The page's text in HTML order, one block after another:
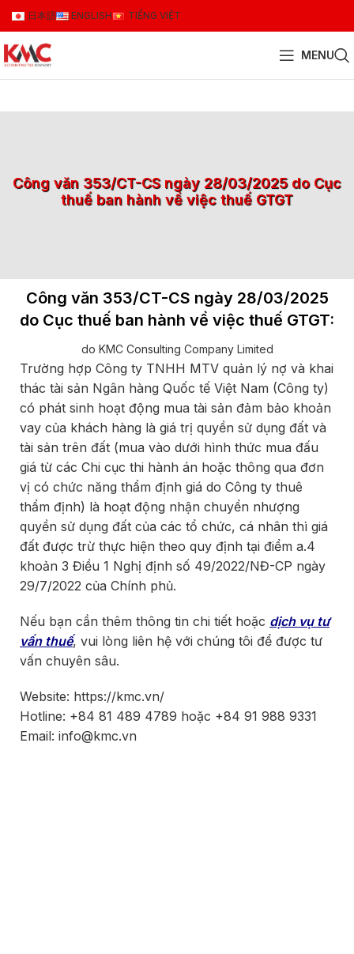
日本語 ENGLISH TIẾNG VIỆT
MENU
Công văn 353/CT-CS ngày 28/03/2025 do Cục
thuế ban hành về việc thuế GTGT
Công văn 353/CT-CS ngày 28/03/2025
do Cục thuế ban hành về việc thuế GTGT:
do KMC Consulting Company Limited
Trường hợp Công ty TNHH MTV quản lý nợ và khai
thác tài sản Ngân hàng Quốc tế Việt Nam (Công ty)
có phát sinh hoạt động mua tài sản đảm bảo khoản
vay của khách hàng là giá trị quyền sử dụng đất và
tài sản trên đất (mua vào dưới hình thức mua đấu
giá từ các Chi cục thi hành án hoặc thông qua đơn
vị có chức năng thẩm định giá do Công ty thuê
thẩm định) là hoạt động nhận chuyển nhượng
quyền sử dụng đất của các tổ chức, cá nhân thì giá
đất được trừ thực hiện theo quy định tại điểm a.4
khoản 3 Điều 1 Nghị định số 49/2022/NĐ-CP ngày
29/7/2022 của Chính phủ.
Nếu bạn cần thêm thông tin chi tiết hoặc dịch vụ tư
vấn thuế, vui lòng liên hệ với chúng tôi để được tư
vấn chuyên sâu.
Website: https://kmc.vn/
Hotline: +84 81 489 4789 hoặc +84 91 988 9331
Email: info@kmc.vn